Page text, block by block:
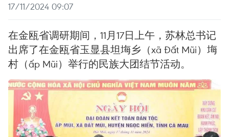
17/11/2024 09:07
在金瓯省调研期间，11月17日上午，苏林总书记
出席了在金瓯省玉显县坦㙁乡（xã Đất Mũi）㙁
村（ấp Mũi）举行的民族大团结节活动。